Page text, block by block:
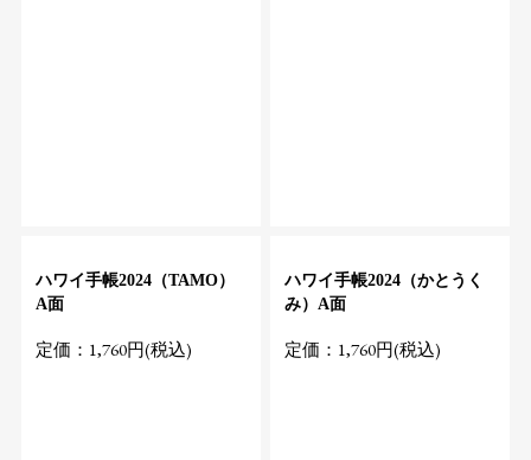
ハワイ手帳2024（TAMO）
A面
定価：1,760円(税込)
ハワイ手帳2024（かとうく
み）A面
定価：1,760円(税込)